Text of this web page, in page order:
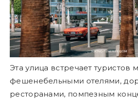
Эта улица встречает туристов
фешенебельными отелями,
ресторанами, помпезным